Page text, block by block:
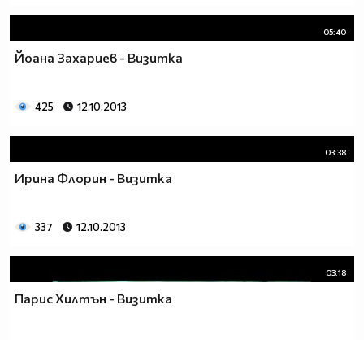
05:40
Йоана Захариев - Визитка
425 12.10.2013
03:38
Ирина Флорин - Визитка
337 12.10.2013
03:18
Парис Хилтън - Визитка